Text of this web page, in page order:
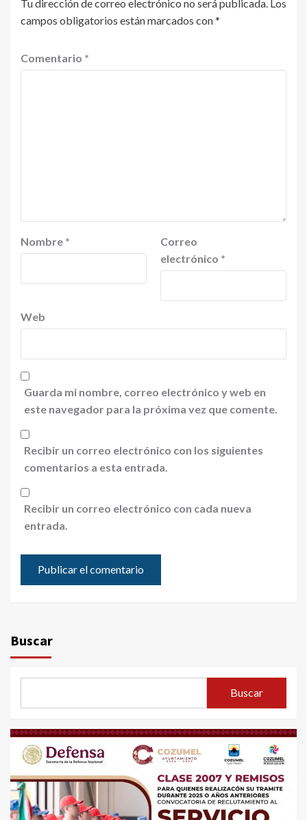
Tu dirección de correo electrónico no será publicada. Los
campos obligatorios están marcados con*
Comentario *
Nombre *
Correo
electrónico *
Web
Guarda mi nombre, correo electrónico y web en
este navegador para la próxima vez que comente.
Recibir un correo electrónico con los siguientes
comentarios a esta entrada.
Recibir un correo electrónico con cada nueva
entrada.
Buscar
Buscar